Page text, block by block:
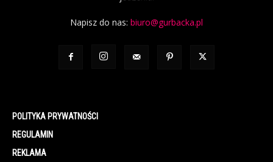
Napisz do nas: biuro@gurbacka.pl
POLITYKA PRYWATNOŚCI
REGULAMIN
REKLAMA